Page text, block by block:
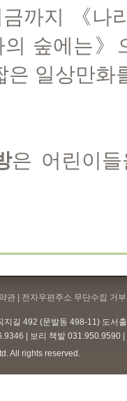
까지 《나
숲에는》
은 일상만화
은 어린이
관 | 전자우편주소 무단수집 거
길 492 (문발동 498-11) 도서
| 보리 책밭 031.950.9590
All rights reserved.